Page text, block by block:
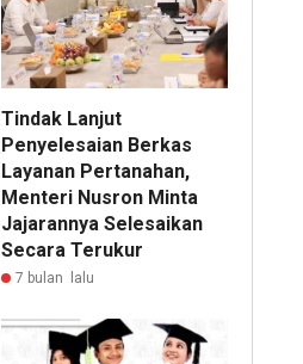
Tindak Lanjut
Penyelesaian Berkas
Layanan Pertanahan,
Menteri Nusron Minta
Jajarannya Selesaikan
Secara Terukur
7 bulan lalu